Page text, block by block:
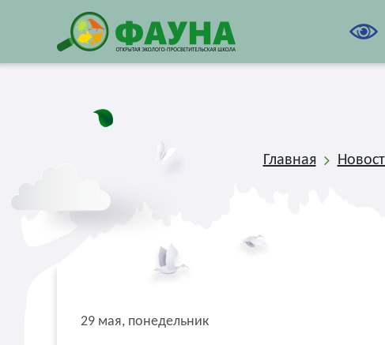
Главная
29 мая, понедельник